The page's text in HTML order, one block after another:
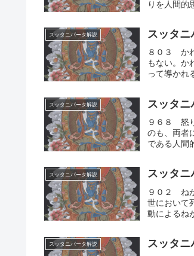
りを人間的
スッタニパータ解説 スッタ
８０３ か
もない。か
って導かれ
スッタニパータ解説 スッタ
９６８ 怒
のも、両者
である人間
スッタニパータ解説 スッタ
９０２ ね
世において
動によるね
スッタニパータ解説 スッタ